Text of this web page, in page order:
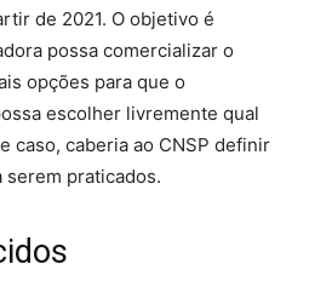
de 2021. O objetivo é
possa comercializar o
opções para que o
escolher livremente qual
caso, caberia ao CNSP definir
serem praticados.